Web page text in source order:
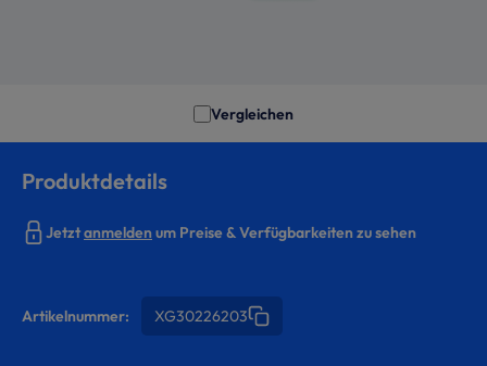
Vergleichen
Produktdetails
Jetztanmeldenum Preise & Verfügbarkeiten zu sehen
Artikelnummer: XG30226203